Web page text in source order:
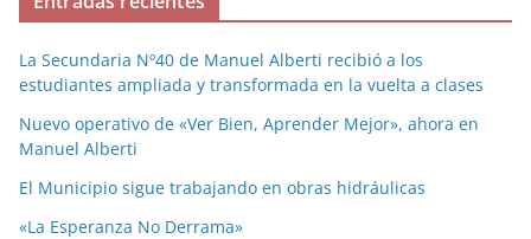
La Secundaria Nº40 de Manuel Alberti recibió a los
estudiantes ampliada y transformada en la vuelta a clases
Nuevo operativo de «Ver Bien, Aprender Mejor», ahora en
Manuel Alberti
El Municipio sigue trabajando en obras hidráulicas
«La Esperanza No Derrama»